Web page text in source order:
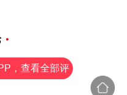
，查看全部评